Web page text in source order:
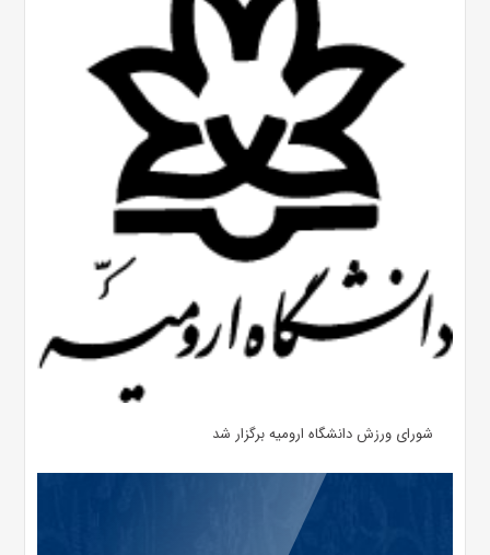
شورای ورزش دانشگاه ارومیه برگزار شد